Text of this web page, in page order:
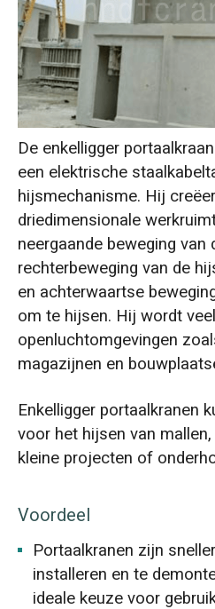
De enkelligger
een elektrische
hijsmechanisme. Hij
driedimensionale
neergaande beweging van
rechterbeweging van de
en achterwaartse
om te hijsen. Hij wordt
openluchtomgevingen
magazijnen en
Enkelligger portaalkranen
voor het hijsen van
kleine projecten of
Voordeel
Portaalkranen zijn
installeren en te
ideale keuze voor